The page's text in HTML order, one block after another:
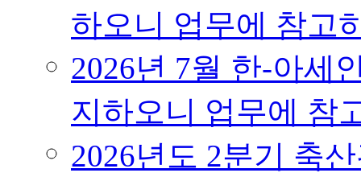
하오니 업무에 참고
2026년 7월 한-아세
지하오니 업무에 참
2026년도 2분기 축